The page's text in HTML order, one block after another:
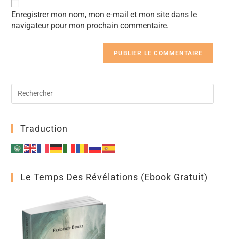
Enregistrer mon nom, mon e-mail et mon site dans le
navigateur pour mon prochain commentaire.
v
Traduction
Le Temps Des Révélations (ebook Gratuit)